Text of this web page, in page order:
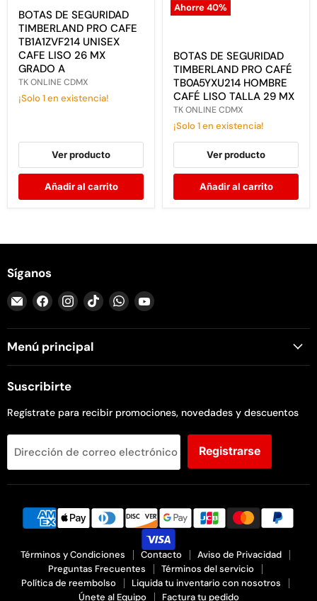
TIMBERLAND
PRO
CAFE
TB1A1ZVF214
UNISEX
CAFE
LISO
26
MX
BOTAS DE SEGURIDAD
TIMBERLAND PRO CAFE
TB1A1ZVF214 UNISEX
CAFE LISO 26 MX
GRADO A
TK ONLINE CDMX
¡Solo 1 en existencia!
Ver producto
Añadir al carrito
Ahorre40%
TIMBERLAND
PRO
CAFÉ
TB0A5YXU214
HOMBRE
CAFÉ
LISO
TALLA
29
BOTAS DE SEGURIDAD
TIMBERLAND PRO CAFÉ
TB0A5YXU214 HOMBRE
CAFÉ LISO TALLA 29 MX
TK ONLINE CDMX
¡Solo 1 en existencia!
Ver producto
Añadir al carrito
Síganos
Encuéntrenos
en
Correo
electrónico
Encuéntrenos
en
Facebook
Encuéntrenos
en
Instagram
Encuéntrenos
en
TikTok
Encuéntrenos
en
WhatsApp
Encuéntrenos
YouTube
Menú principal
Suscribirte
Regístrate para recibir promociones, novedades y descuentos
Dirección de correo electrónico Registrarse
Términos y Condiciones Contacto
Aviso de Privacidad
Preguntas Frecuentes
Términos del servicio
Política de reembolso
Liquida tu inventario con nosotros
Únete al Equipo
Factura tu pedido